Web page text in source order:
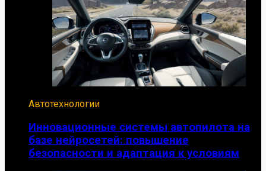
Автотехнологии
Инновационные системы автопилота на
базе нейросетей: повышение
безопасности и адаптация к условиям